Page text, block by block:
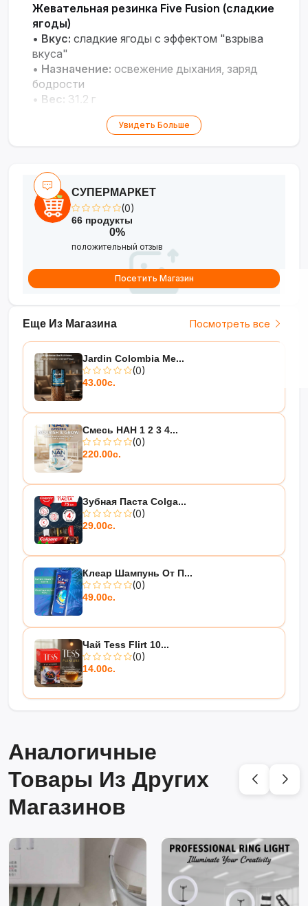
Жевательная резинка Five Fusion (сладкие
ягоды)
• Вкус: сладкие ягоды с эффектом "взрыва
вкуса"
• Назначение: освежение дыхания, заряд
бодрости
• Вес: 31.2 г
Особенности:компактная упаковка для
Увидеть Больше
Еще Из Магазина Посмотреть все
Jardin Colombia Me...
(0)
43.00с.
Смесь НАН 1 2 3 4...
(0)
220.00с.
Зубная Паста Colga...
(0)
29.00с.
Клеар Шампунь От П...
(0)
49.00с.
Чай Tess Flirt 10...
(0)
14.00с.
СУПЕРМАРКЕТ
(0)
66 продукты
0%
положительный отзыв
Посетить Магазин
Аналогичные
Товары Из Других
Магазинов